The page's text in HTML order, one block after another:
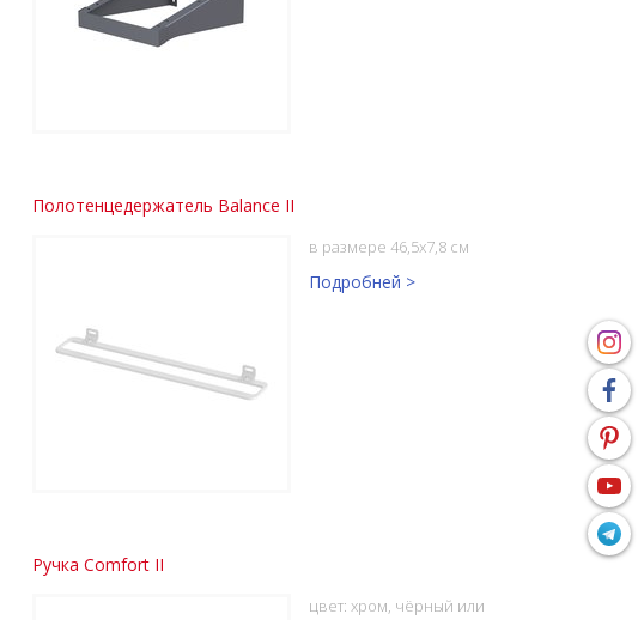
Полотенцедержатель Balance II
в размере 46,5x7,8 см
Подробней >
Ручка Comfort II
цвет: хром, чёрный или